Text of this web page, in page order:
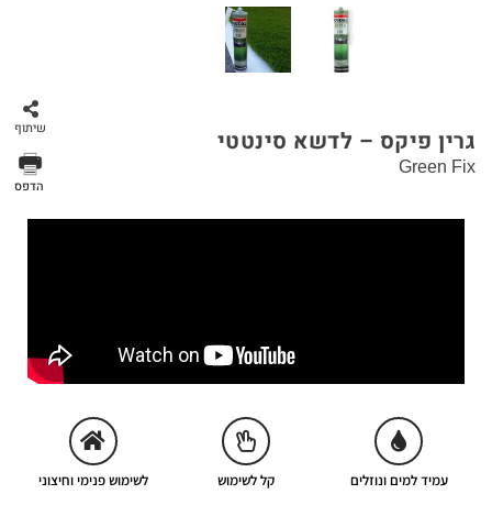
שיתוף גרין פיקס – לדשא סינטטי
הדפס
Green Fix
עמיד למים ונוזלים קל לשימוש לשימוש פנימי וחיצוני